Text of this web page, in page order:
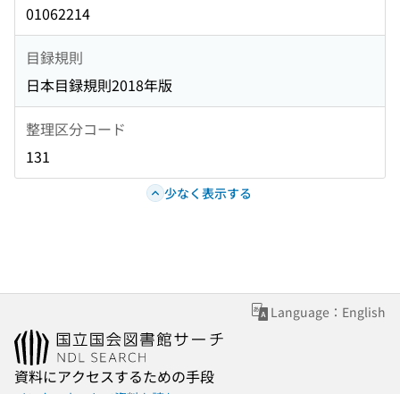
01062214
目録規則
日本目録規則2018年版
整理区分コード
131
少なく表示する
Language：English
資料にアクセスするための手段